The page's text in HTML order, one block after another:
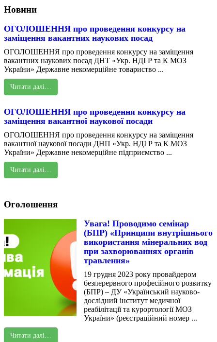
Новини
ОГОЛОШЕННЯ про проведення конкурсу на
заміщення вакантних наукових посад
ОГОЛОШЕННЯ про проведення конкурсу на заміщення
вакантних наукових посад ДНТ «Укр. НДІ Р та К МОЗ
України» Державне некомерційне товариство ...
Читати далі…
ОГОЛОШЕННЯ про проведення конкурсу на
заміщення вакантної наукової посади
ОГОЛОШЕННЯ про проведення конкурсу на заміщення
вакантної наукової посади ДНП «Укр. НДІ Р та К МОЗ
України» Державне некомерційне підприємство ...
Читати далі…
Оголошення
Увага! Проводимо семінар
(БПР) «Принципи внутрішнього
використання мінеральних вод
при захворюваннях органів
травлення»
19 грудня 2023 року провайдером
безперервного професійного розвитку
(БПР) – ДУ «Український науково-
дослідний інститут медичної
реабілітації та курортології МОЗ
України» (реєстраційний номер ...
Читати далі…